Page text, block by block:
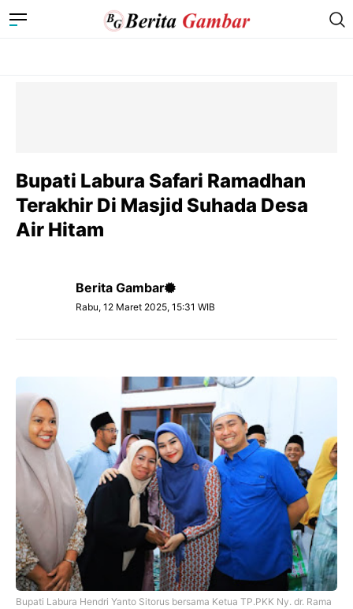
Bupati Labura Safari Ramadhan
Terakhir Di Masjid Suhada Desa
Air Hitam
Berita Gambar
Rabu, 12 Maret 2025, 15:31 WIB
Bupati Labura Hendri Yanto Sitorus bersama Ketua TP.PKK Ny. dr. Rama